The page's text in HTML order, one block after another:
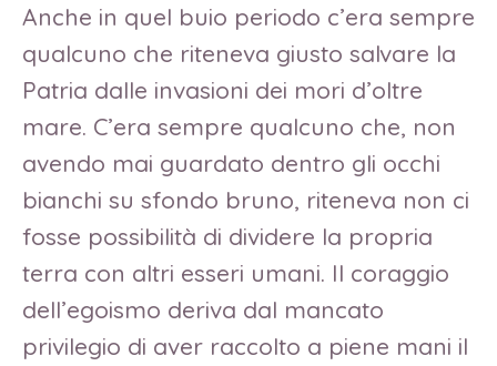
Anche in quel buio periodo c’era sempre
qualcuno che riteneva giusto salvare la
Patria dalle invasioni dei mori d’oltre
mare. C’era sempre qualcuno che, non
avendo mai guardato dentro gli occhi
bianchi su sfondo bruno, riteneva non ci
fosse possibilità di dividere la propria
terra con altri esseri umani. Il coraggio
dell’egoismo deriva dal mancato
privilegio di aver raccolto a piene mani il